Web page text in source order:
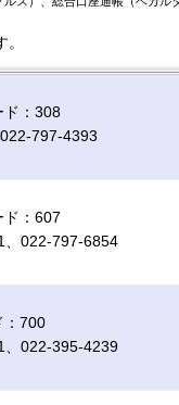
：308
797-4393
：607
022-797-6854
700
022-395-4239